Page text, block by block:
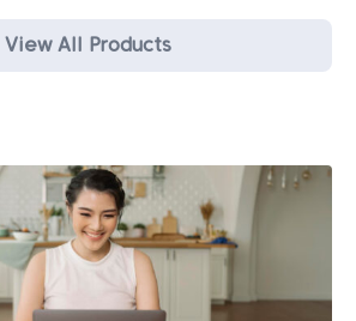
View All Products